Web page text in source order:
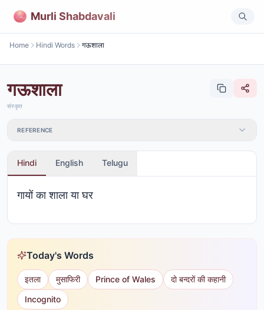
Murli Shabdavali
Home Hindi Words गऊशाला
गऊशाला
संस्कृत
REFERENCE
Hindi English Telugu
गायों का शाला या घर
Today's Words
इतला मुसाफिरी Prince of Wales
दो बन्दरों की कहानी
Incognito